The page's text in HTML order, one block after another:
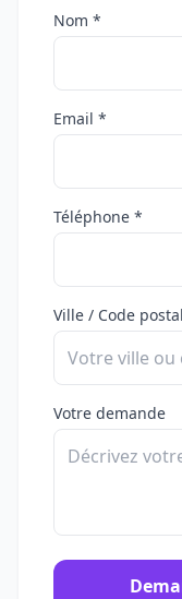
Nom *
Email *
Téléphone *
Ville / Code
Votre demande